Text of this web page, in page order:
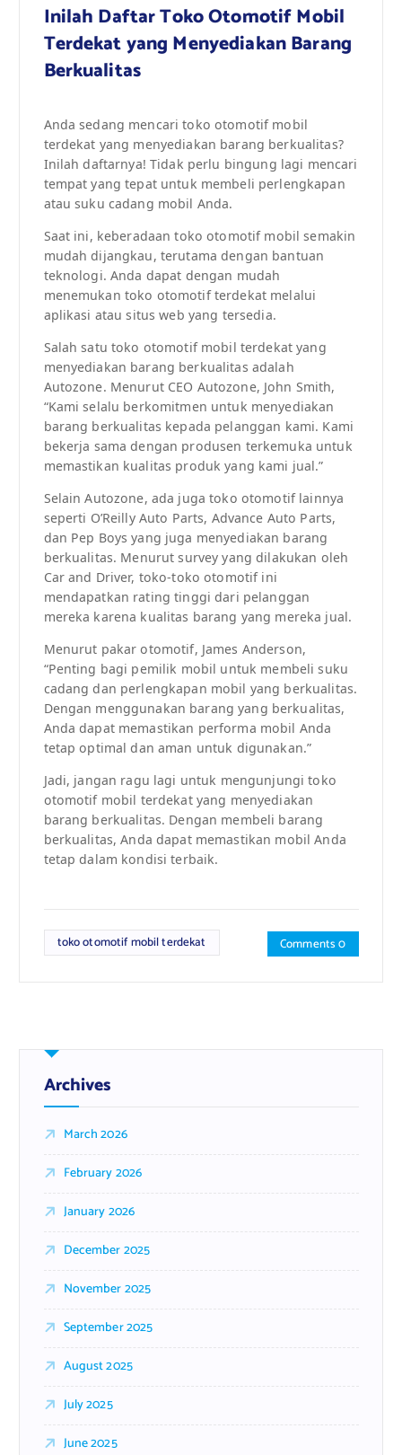
Inilah Daftar Toko Otomotif Mobil
Terdekat yang Menyediakan Barang
Berkualitas
Anda sedang mencari toko otomotif mobil
terdekat yang menyediakan barang berkualitas?
Inilah daftarnya! Tidak perlu bingung lagi mencari
tempat yang tepat untuk membeli perlengkapan
atau suku cadang mobil Anda.
Saat ini, keberadaan toko otomotif mobil semakin
mudah dijangkau, terutama dengan bantuan
teknologi. Anda dapat dengan mudah
menemukan toko otomotif terdekat melalui
aplikasi atau situs web yang tersedia.
Salah satu toko otomotif mobil terdekat yang
menyediakan barang berkualitas adalah
Autozone. Menurut CEO Autozone, John Smith,
“Kami selalu berkomitmen untuk menyediakan
barang berkualitas kepada pelanggan kami. Kami
bekerja sama dengan produsen terkemuka untuk
memastikan kualitas produk yang kami jual.”
Selain Autozone, ada juga toko otomotif lainnya
seperti O’Reilly Auto Parts, Advance Auto Parts,
dan Pep Boys yang juga menyediakan barang
berkualitas. Menurut survey yang dilakukan oleh
Car and Driver, toko-toko otomotif ini
mendapatkan rating tinggi dari pelanggan
mereka karena kualitas barang yang mereka jual.
Menurut pakar otomotif, James Anderson,
“Penting bagi pemilik mobil untuk membeli suku
cadang dan perlengkapan mobil yang berkualitas.
Dengan menggunakan barang yang berkualitas,
Anda dapat memastikan performa mobil Anda
tetap optimal dan aman untuk digunakan.”
Jadi, jangan ragu lagi untuk mengunjungi toko
otomotif mobil terdekat yang menyediakan
barang berkualitas. Dengan membeli barang
berkualitas, Anda dapat memastikan mobil Anda
tetap dalam kondisi terbaik.
toko otomotif mobil terdekat Comments 0
Archives
March 2026
February 2026
January 2026
December 2025
November 2025
September 2025
August 2025
July 2025
June 2025